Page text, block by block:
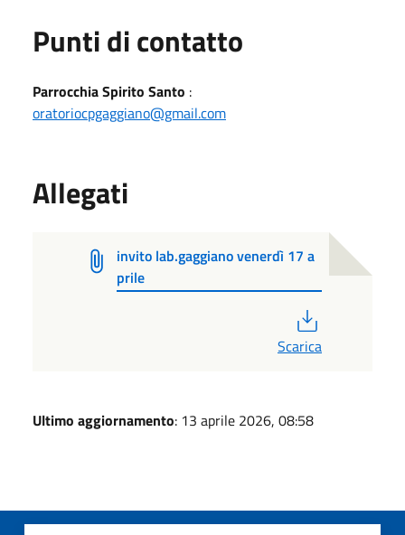
Punti di contatto
Parrocchia Spirito Santo :
oratoriocpgaggiano@gmail.com
Allegati
invito lab.gaggiano venerdì 17 a
prile
Scarica
Ultimo aggiornamento: 13 aprile 2026, 08:58